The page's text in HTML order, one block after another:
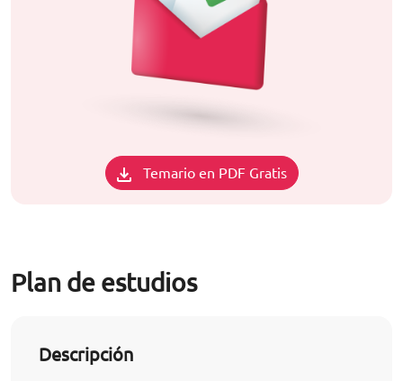
Temario en PDF Gratis
Plan de estudios
Descripción